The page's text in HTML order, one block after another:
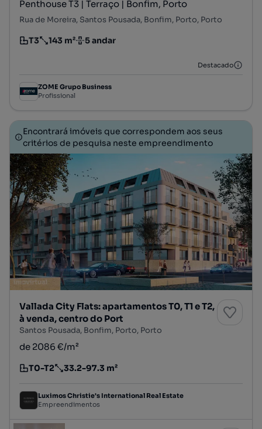
Penthouse T3 | Terraço | Bonfim, Porto
Rua de Moreira, Santos Pousada, Bonfim, Porto, Porto
Tipologia
T3
Preço por metro quadrado
143 m²
Andar 5 andar
Destacado
ZOME Grupo Business
Profissional
Encontrará imóveis que correspondem aos seus
critérios de pesquisa neste empreendimento
Vallada City Flats: apartamentos T0, T1 e T2,
à venda, centro do Port
Santos Pousada, Bonfim, Porto, Porto
de 2086 €/m²
Tipologia
T0-T2
Preço por metro quadrado
33.2-97.3 m²
Luximos Christie's International Real Estate
Empreendimentos